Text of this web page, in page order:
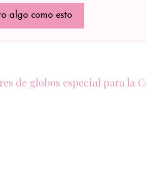
algo como esto
de globos especial para la